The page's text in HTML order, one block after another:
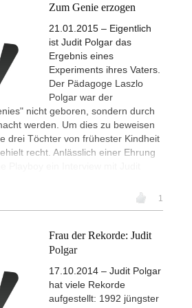
Zum Genie erzogen
21.01.2015 – Eigentlich
ist Judit Polgar das
Ergebnis eines
Experiments ihres Vaters.
Der Pädagoge Laszlo
Polgar war der
nicht geboren, sondern durch
werden. Um dies zu beweisen
drei Töchter von frühester Kindheit
recht. Anlässlich einer Ehrung
1
Frau der Rekorde: Judit
Polgar
17.10.2014 – Judit Polgar
hat viele Rekorde
aufgestellt: 1992 jüngster